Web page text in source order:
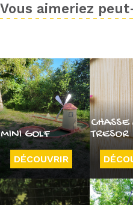
Vous aimeriez
MINI GOLF
DÉCOUVRIR
CHASSE
TRESOR